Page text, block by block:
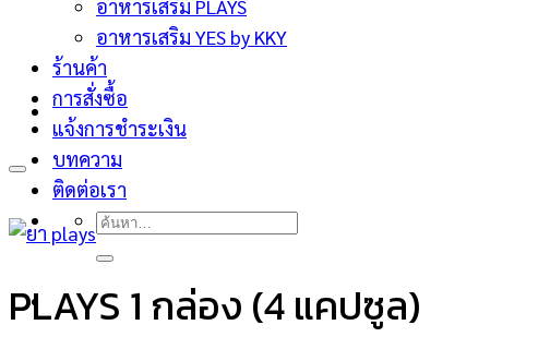
อาหารเสริม PLAYS
อาหารเสริม YES by KKY
ร้านค้า
การสั่งซื้อ
แจ้งการชำระเงิน
บทความ
ติดต่อเรา
ค้นหา:
PLAYS 1 กล่อง (4 แคปซูล)